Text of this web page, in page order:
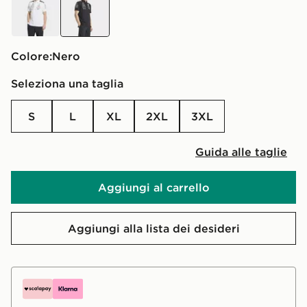
Colore:
nero
Seleziona una taglia
S L XL 2XL 3XL
Guida alle taglie
Aggiungi al carrello
Aggiungi alla lista dei desideri